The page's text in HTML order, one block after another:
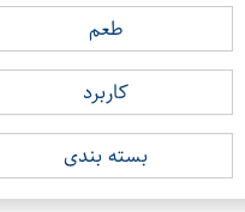
طعم
کاربرد
بسته بندی